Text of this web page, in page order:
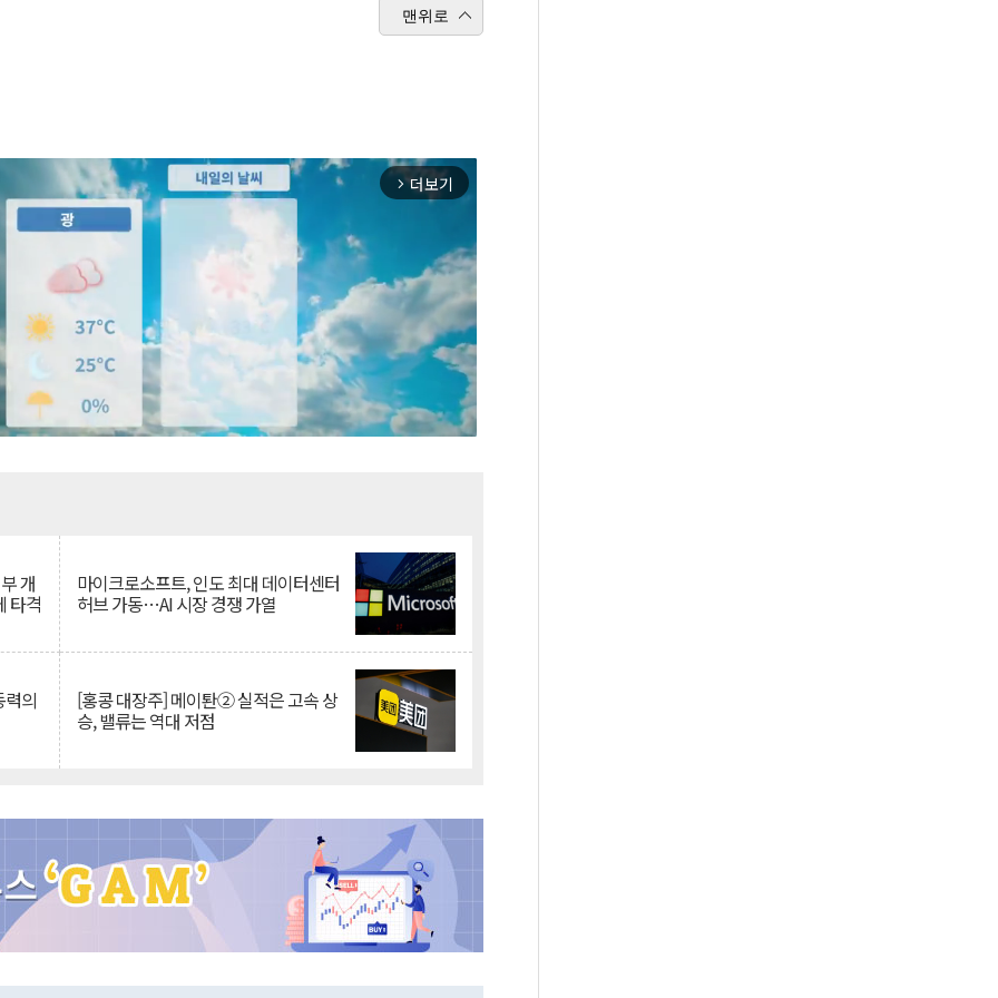
맨위로
arrow_forward_ios 더보기
개
타격
마이크로소프트, 인도 최대 데이터센터
허브 가동…AI 시장 경쟁 가열
의 [홍콩 대장주] 메이퇀② 실적은 고속 상
승, 밸류는 역대 저점